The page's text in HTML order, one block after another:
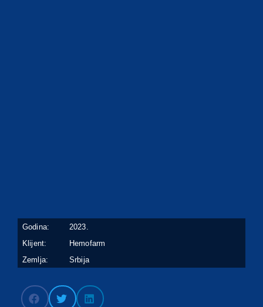
Godina:
2023.
Klijent:
Hemofarm
Zemlja:
Srbija